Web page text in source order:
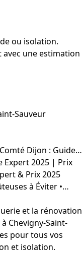
ou isolation.
une estimation
Sauveur
Dijon : Guide…
Expert 2025 | Prix
& Prix 2025
à Éviter •…
et la rénovation
Chevigny-Saint-
pour tous vos
et isolation.